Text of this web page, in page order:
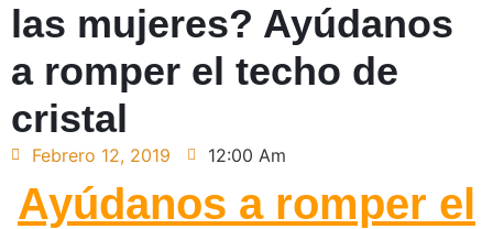
las mujeres? Ayúdanos
a romper el techo de
cristal
Febrero 12, 2019 12:00 Am
Ayúdanos a romper el